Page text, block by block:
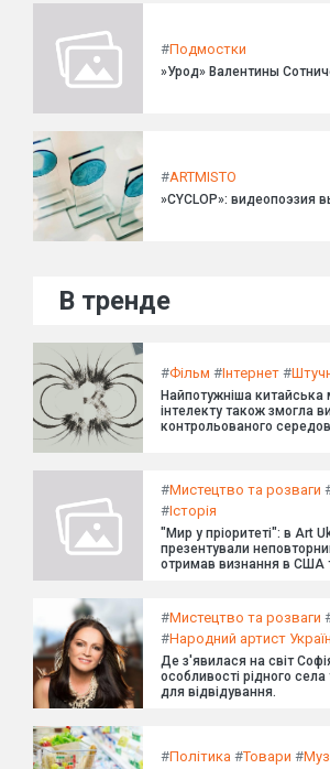
#Подмостки
»Урод» Валентины
#ARTMISTO
»CYCLOP»: видеопоэзия
В тренде
#Фільм #Інтернет #
Найпотужніша китайська
інтелекту також змогла
контрольованого
#Мистецтво та розваги
#Історія
"Мир у пріоритеті": в Art
презентували
отримав визнання в США
#Мистецтво та розваги
#Народний артист
Де з'явилася на світ
особливості рідного села
для відвідування.
#Політика #Товари #